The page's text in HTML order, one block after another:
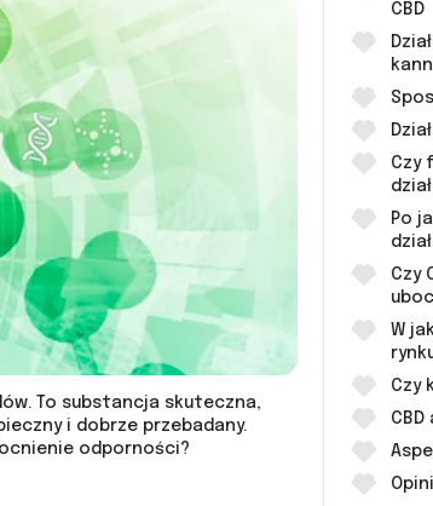
To substancja skuteczna,
i dobrze przebadany.
odporności?
CBD
Czy
Po
Czy
W
Czy